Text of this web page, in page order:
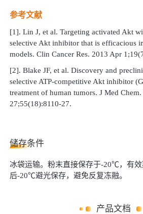
参考文献
[1]. Lin J, et al. Targeting activated Akt
selective Akt inhibitor that is efficacious
models. Clin Cancer Res. 2013 Apr
[2]. Blake JF, et al. Discovery and
selective ATP-competitive Akt inhibitor
treatment of human tumors. J Med Chem.
27;55(18):8110-27.
储存条件
冰袋运输。粉末直接保存于-20℃，有效
后-20℃避光保存，避免反复冻融。
产品文档